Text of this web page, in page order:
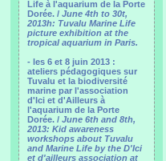
Life à l'aquarium de la Porte
Dorée. / June 4th to 30t,
2013h: Tuvalu Marine Life
picture exhibition at the
tropical aquarium in Paris.
- les 6 et 8 juin 2013 :
ateliers pédagogiques sur
Tuvalu et la biodiversité
marine par l'association
d'Ici et d'Ailleurs à
l'aquarium de la Porte
Dorée. / June 6th and 8th,
2013: Kid awareness
workshops about Tuvalu
and Marine Life by the D'Ici
et d'ailleurs association at